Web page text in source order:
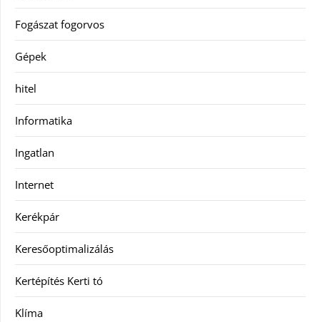
Fogászat fogorvos
Gépek
hitel
Informatika
Ingatlan
Internet
Kerékpár
Keresőoptimalizálás
Kertépítés Kerti tó
Klíma